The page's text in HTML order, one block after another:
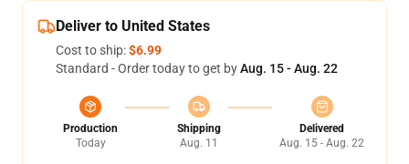
Deliver to United States
Cost to ship:$6.99
Standard - Order today to get byAug. 15 - Aug. 22
Production
Today
Shipping
Aug. 11
Delivered
Aug. 15 - Aug. 22